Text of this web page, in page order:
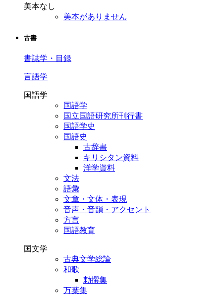
美本なし
美本がありません
古書
書誌学・目録
言語学
国語学
国語学
国立国語研究所刊行書
国語学史
国語史
古辞書
キリシタン資料
洋学資料
文法
語彙
文章・文体・表現
音声・音韻・アクセント
方言
国語教育
国文学
古典文学総論
和歌
勅撰集
万葉集